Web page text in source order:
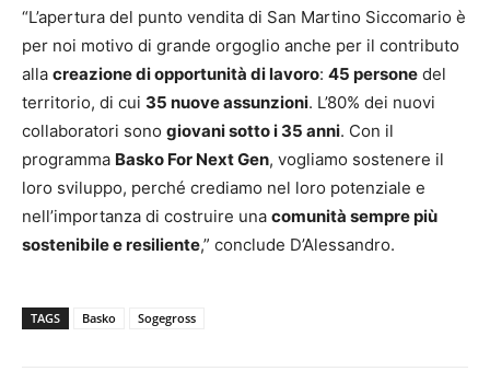
“L’apertura del punto vendita di San Martino Siccomario è
per noi motivo di grande orgoglio anche per il contributo
alla creazione di opportunità di lavoro: 45 persone del
territorio, di cui 35 nuove assunzioni. L’80% dei nuovi
collaboratori sono giovani sotto i 35 anni. Con il
programma Basko For Next Gen, vogliamo sostenere il
loro sviluppo, perché crediamo nel loro potenziale e
nell’importanza di costruire una comunità sempre più
sostenibile e resiliente,” conclude D’Alessandro.
TAGS Basko Sogegross